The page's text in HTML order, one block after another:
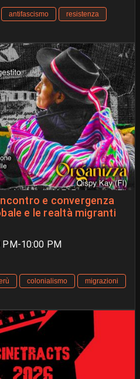
antifascismo
resistenza
e convergenza
e le realtà migranti
PM-10:00 PM
colonialismo
migrazioni